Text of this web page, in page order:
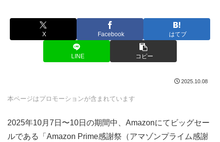
X Facebook はてブ
LINE コピー
2025.10.08
本ページはプロモーションが含まれています
2025年10月7日〜10日の期間中、Amazonにてビッグセー
ルである「Amazon Prime感謝祭（アマゾンプライム感謝